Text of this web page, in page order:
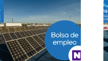
Project Manager en
Madrid